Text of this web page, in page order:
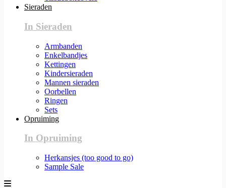
Sieraden
In Sieraden
Armbanden
Enkelbandjes
Kettingen
Kindersieraden
Mannen sieraden
Oorbellen
Ringen
Sets
Opruiming
In Opruiming
Herkansjes (too good to go)
Sample Sale